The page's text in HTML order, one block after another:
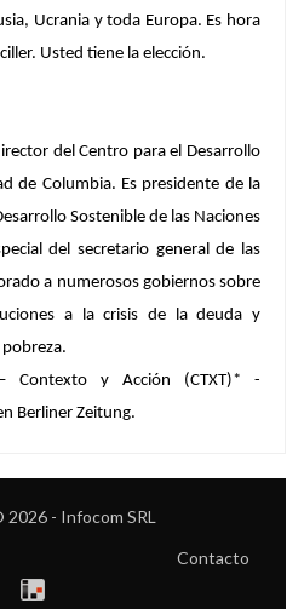
Ucrania y toda Europa. Es hora
Usted tiene la elección.
del Centro para el Desarrollo
de Columbia. Es presidente de la
Sostenible de las Naciones
del secretario general de las
a numerosos gobiernos sobre
a la crisis de la deuda y
Contexto y Acción (CTXT)* -
Berliner Zeitung.
- Infocom SRL
Contacto